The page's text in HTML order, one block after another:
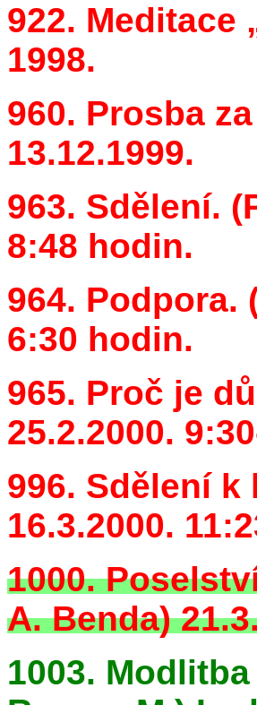
922. Meditace
1998.
960. Prosba
13.12.1999.
963. Sdělení.
8:48 hodin.
964. Podpora.
6:30 hodin.
965. Proč je
25.2.2000.
996. Sdělení k
16.3.2000.
1000.
A. Benda)
1003.